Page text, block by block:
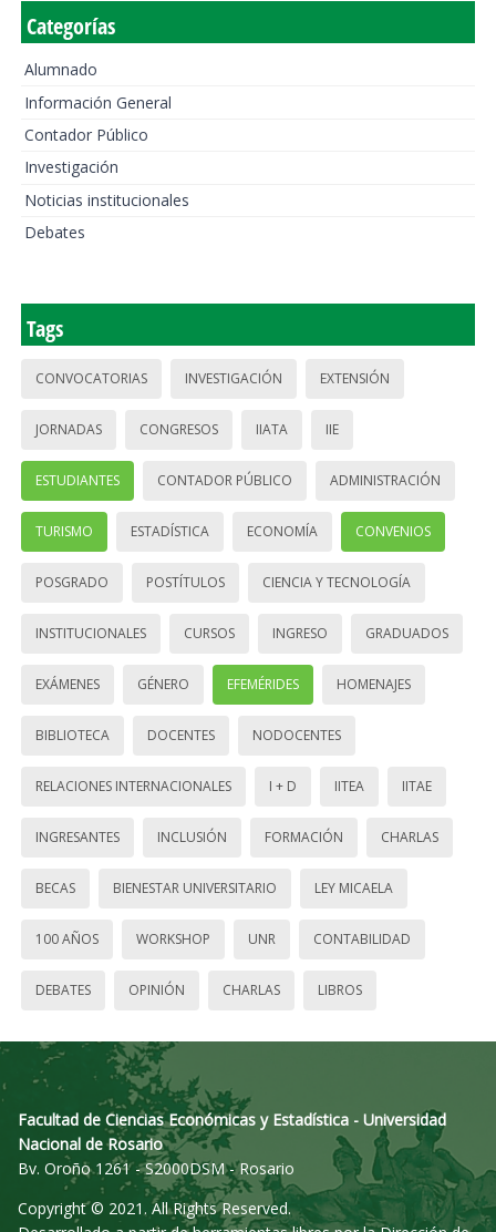
Categorías
Alumnado
Información General
Contador Público
Investigación
Noticias institucionales
Debates
Tags
CONVOCATORIAS INVESTIGACIÓN EXTENSIÓN
JORNADAS CONGRESOS IIATA IIE
ESTUDIANTES CONTADOR PÚBLICO ADMINISTRACIÓN
TURISMO ESTADÍSTICA ECONOMÍA CONVENIOS
POSGRADO POSTÍTULOS CIENCIA Y TECNOLOGÍA
INSTITUCIONALES CURSOS INGRESO GRADUADOS
EXÁMENES GÉNERO EFEMÉRIDES HOMENAJES
BIBLIOTECA DOCENTES NODOCENTES
RELACIONES INTERNACIONALES I + D IITEA IITAE
INGRESANTES INCLUSIÓN FORMACIÓN CHARLAS
BECAS BIENESTAR UNIVERSITARIO LEY MICAELA
100 AÑOS WORKSHOP UNR CONTABILIDAD
DEBATES OPINIÓN CHARLAS LIBROS
Facultad de Ciencias Económicas y Estadística - Universidad
Nacional de Rosario
Bv. Oroño 1261 - S2000DSM - Rosario
Copyright © 2021. All Rights Reserved.